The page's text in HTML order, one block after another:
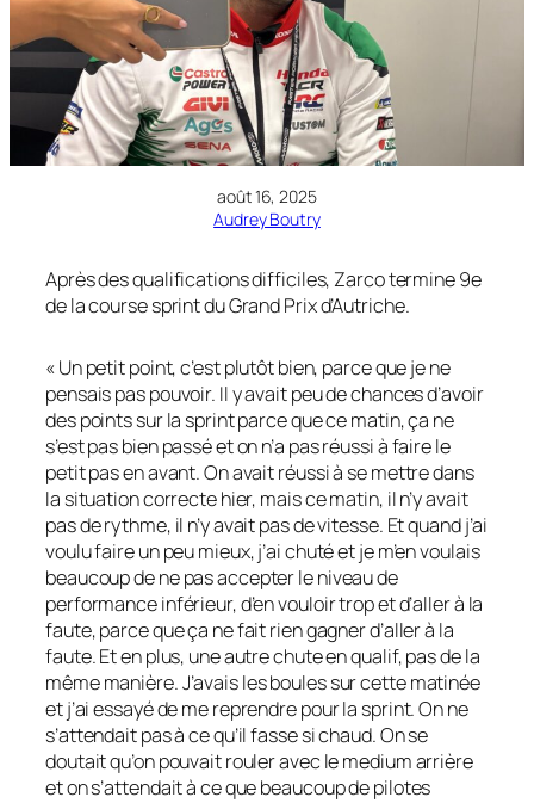
août 16, 2025
Audrey Boutry
Après des qualifications difficiles, Zarco termine 9e
de la course sprint du Grand Prix d’Autriche.
« Un petit point, c’est plutôt bien, parce que je ne
pensais pas pouvoir. Il y avait peu de chances d’avoir
des points sur la sprint parce que ce matin, ça ne
s’est pas bien passé et on n’a pas réussi à faire le
petit pas en avant. On avait réussi à se mettre dans
la situation correcte hier, mais ce matin, il n’y avait
pas de rythme, il n’y avait pas de vitesse. Et quand j’ai
voulu faire un peu mieux, j’ai chuté et je m’en voulais
beaucoup de ne pas accepter le niveau de
performance inférieur, d’en vouloir trop et d’aller à la
faute, parce que ça ne fait rien gagner d’aller à la
faute. Et en plus, une autre chute en qualif, pas de la
même manière. J’avais les boules sur cette matinée
et j’ai essayé de me reprendre pour la sprint. On ne
s’attendait pas à ce qu’il fasse si chaud. On se
doutait qu’on pouvait rouler avec le medium arrière
et on s’attendait à ce que beaucoup de pilotes